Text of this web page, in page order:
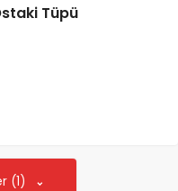
Tüpü
(1)